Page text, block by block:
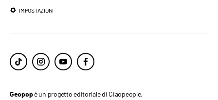
IMPOSTAZIONI
Geopopè un progetto editoriale di Ciaopeople.